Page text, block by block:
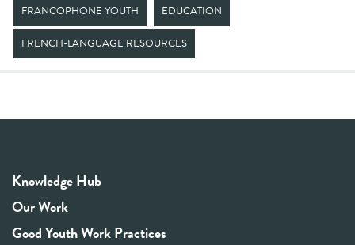
FRANCOPHONE YOUTH EDUCATION
FRENCH-LANGUAGE RESOURCES
Knowledge Hub
Our Work
Good Youth Work Practices